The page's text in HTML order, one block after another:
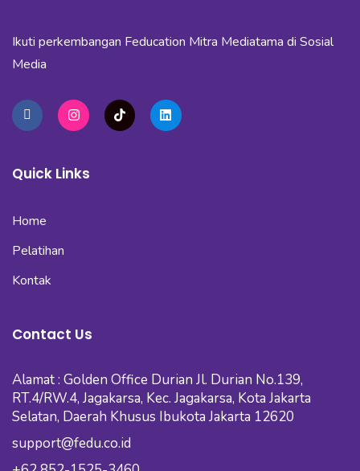
Ikuti perkembangan Feducation Mitra Mediatama di Sosial
Media
Quick Links
Home
Pelatihan
Kontak
Contact Us
Alamat : Golden Office Durian Jl. Durian No.139,
RT.4/RW.4, Jagakarsa, Kec. Jagakarsa, Kota Jakarta
Selatan, Daerah Khusus Ibukota Jakarta 12620
support@fedu.co.id